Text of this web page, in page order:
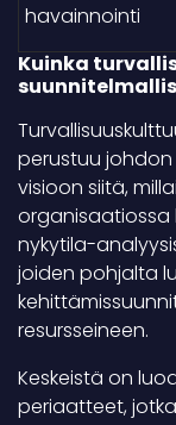
havainnointi
Kuinka
perustuu
visioon siitä,
organisaatiossa
nykytila-
joiden pohjalta
resursseineen.
Keskeistä on
periaatteet,